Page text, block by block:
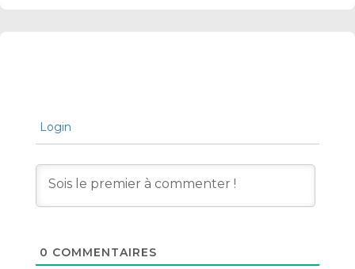
Login
0 COMMENTAIRES